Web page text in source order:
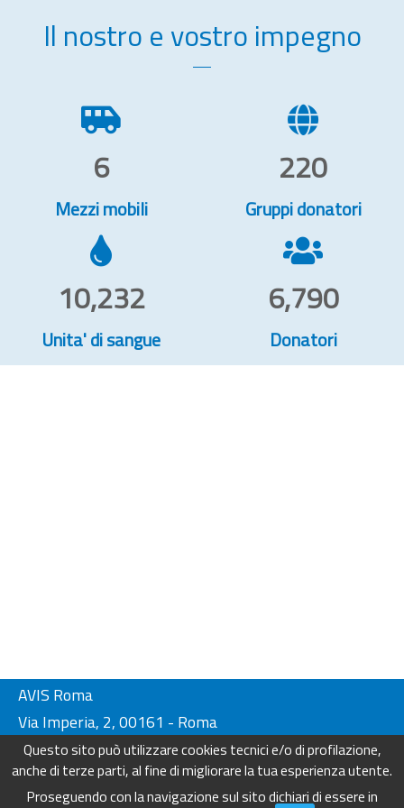
Questo sito può utilizzare cookies tecnici e/o di profilazione,
anche di terze parti, al fine di migliorare la tua esperienza utente.
Proseguendo con la navigazione sul sito dichiari di essere in
Il nostro e vostro impegno
6
Mezzi mobili
220
Gruppi donatori
10,232
Unita' di sangue
6,790
Donatori
AVIS Roma
Via Imperia, 2, 00161 - Roma
Tel. 06-44230134/ 4404249
Fax. 06-44230136
info@avisroma.it - www.avisroma.it